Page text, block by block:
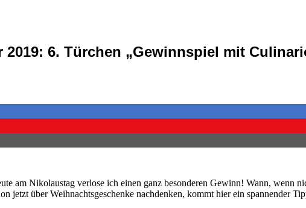
2019: 6. Türchen „Gewinnspiel mit
am Nikolaustag verlose ich einen ganz besonderen Gewinn! Wann, wenn
jetzt über Weihnachtsgeschenke nachdenken, kommt hier ein spannender